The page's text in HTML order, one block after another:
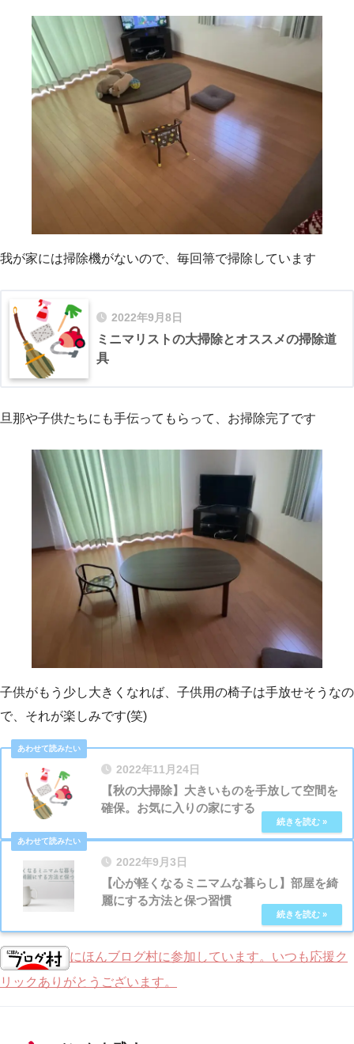
我が家には掃除機がないので、毎回箒で掃除しています
2022年9月8日
ミニマリストの大掃除とオススメの掃除道
具
旦那や子供たちにも手伝ってもらって、お掃除完了です
子供がもう少し大きくなれば、子供用の椅子は手放せそうなの
で、それが楽しみです(笑)
2022年11月24日
【秋の大掃除】大きいものを手放して空間を
確保。お気に入りの家にする
2022年9月3日
【心が軽くなるミニマムな暮らし】部屋を綺
麗にする方法と保つ習慣
にほんブログ村に参加しています。いつも応援ク
リックありがとうございます。